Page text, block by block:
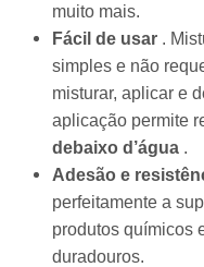
muito mais.
Fácil de usar .
simples e não
misturar, aplicar e
aplicação permite
debaixo d’água .
Adesão e
perfeitamente a
produtos químicos
duradouros.